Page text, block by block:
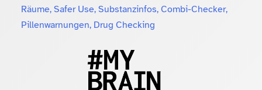
Räume, Safer Use, Substanzinfos, Combi-Checker,
Pillenwarnungen, Drug Checking